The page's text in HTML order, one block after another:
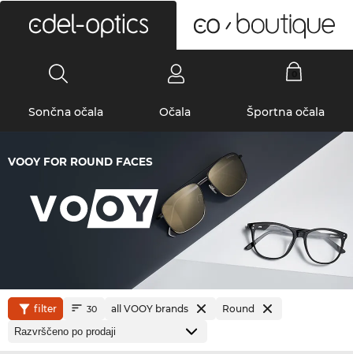
Sončna očala Očala Športna očala
VOOY FOR ROUND FACES
filter 30 all VOOY brands Round